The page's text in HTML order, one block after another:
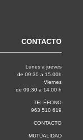
CONTACTO
Lunes a jueves
de 09:30 a 15.00h
Viernes
de 09:30 a 14.00 h
TELÉFONO
963 510 619
CONTACTO
MUTUALIDAD